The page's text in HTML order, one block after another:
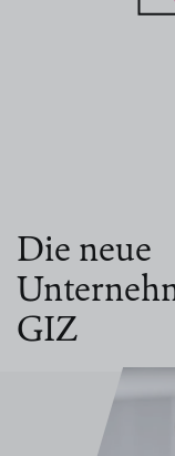
Die neue
GIZ